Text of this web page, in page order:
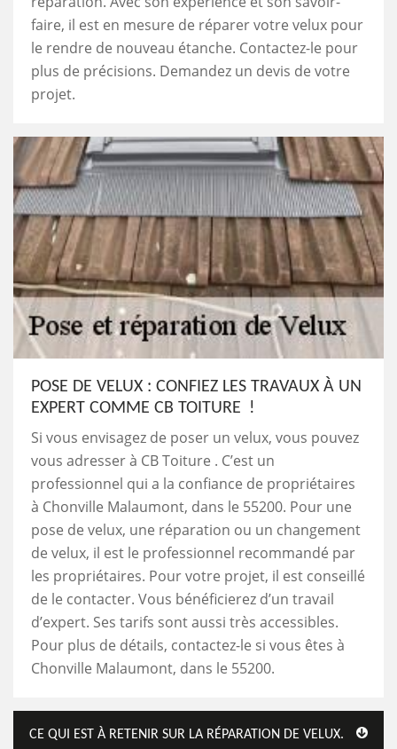
faire, il est en mesure de réparer votre velux pour
le rendre de nouveau étanche. Contactez-le pour
plus de précisions. Demandez un devis de votre
projet.
POSE DE VELUX : CONFIEZ LES TRAVAUX À UN
EXPERT COMME CB TOITURE !
Si vous envisagez de poser un velux, vous pouvez
vous adresser à CB Toiture . C’est un
professionnel qui a la confiance de propriétaires
à Chonville Malaumont, dans le 55200. Pour une
pose de velux, une réparation ou un changement
de velux, il est le professionnel recommandé par
les propriétaires. Pour votre projet, il est conseillé
de le contacter. Vous bénéficierez d’un travail
d’expert. Ses tarifs sont aussi très accessibles.
Pour plus de détails, contactez-le si vous êtes à
Chonville Malaumont, dans le 55200.
CE QUI EST À RETENIR SUR LA RÉPARATION DE VELUX.